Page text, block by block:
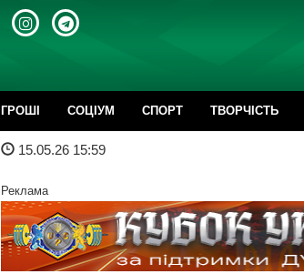
ГРОШІ CОЦІУМ СПОРТ ТВОРЧІСТЬ
15.05.26 15:59
Реклама